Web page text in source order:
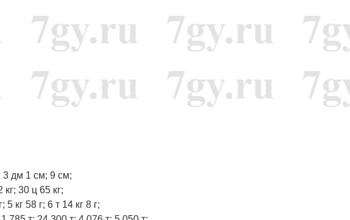
3 дм 1 см; 9 см;
30 ц 65 кг;
кг 58 г; 6 т 14 кг 8 г;